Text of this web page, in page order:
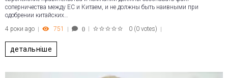
соперничества между ЕС и Китаем, и не должны быть наивными при
одобрении китайских…
4 роки ago
751 0 0 (0 votes)
детальніше